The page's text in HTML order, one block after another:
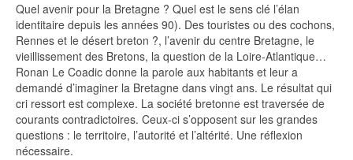
Quel avenir pour la Bretagne ? Quel est le sens clé l’élan
identitaire depuis les années 90). Des touristes ou des cochons,
Rennes et le désert breton ?, l’avenir du centre Bretagne, le
vieillissement des Bretons, la question de la Loire-Atlantique…
Ronan Le Coadic donne la parole aux habitants et leur a
demandé d’imaginer la Bretagne dans vingt ans. Le résultat qui
cri ressort est complexe. La société bretonne est traversée de
courants contradictoires. Ceux-ci s’opposent sur les grandes
questions : le territoire, l’autorité et l’altérité. Une réflexion
nécessaire.